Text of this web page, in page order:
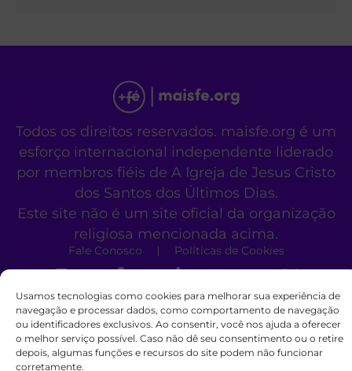
Usamos tecnologias como cookies para melhorar sua experiência de
navegação e processar dados, como comportamento de navegação
ou identificadores exclusivos. Ao consentir, você nos ajuda a oferecer
o melhor serviço possível. Caso não dê seu consentimento ou o retire
depois, algumas funções e recursos do site podem não funcionar
corretamente.
Todos os direitos reservados. maisfe.org é um
esforço internacional independente liderado
por membros fiéis de A Igreja de Jesus Cristo
dos Santos dos Últimos Dias.
Este site não é um site oficial da organização
religiosa mencionada acima.
Fale Conosco Políticas de Cookies